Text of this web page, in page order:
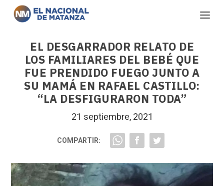
EL DESGARRADOR RELATO DE
LOS FAMILIARES DEL BEBÉ QUE
FUE PRENDIDO FUEGO JUNTO A
SU MAMÁ EN RAFAEL CASTILLO:
“LA DESFIGURARON TODA”
21 septiembre, 2021
COMPARTIR: